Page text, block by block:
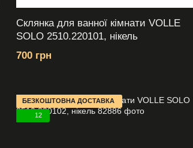
Склянка для ванної кімнати VOLLE
SOLO 2510.220101, нікель
700 грн
БЕЗКОШТОВНА ДОСТАВКА
12